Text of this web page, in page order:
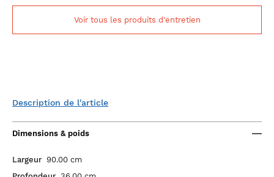
Voir tous les produits d'entretien
Description de l'article
Dimensions & poids
Largeur 90.00 cm